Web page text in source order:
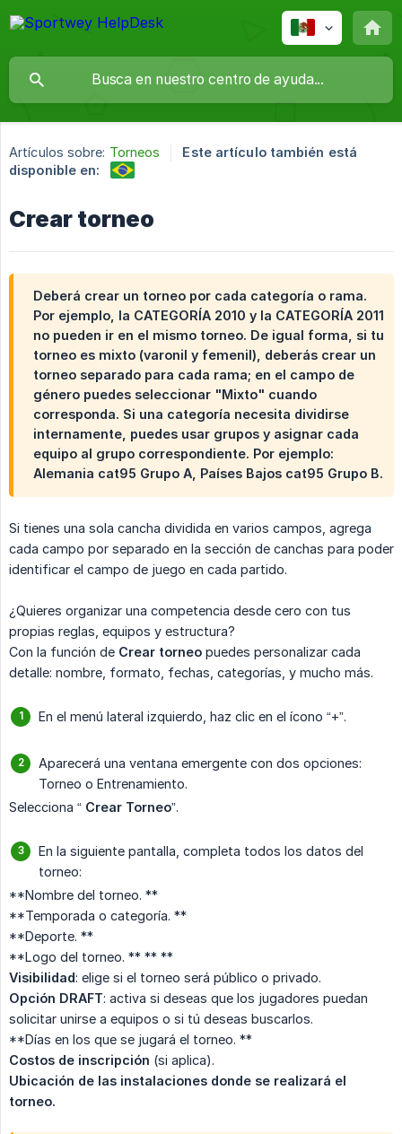
Artículos sobre: Torneos
Este artículo también está
disponible en:
Crear torneo
Deberá crear un torneo por cada categoría o rama.
Por ejemplo, la CATEGORÍA 2010 y la CATEGORÍA 2011
no pueden ir en el mismo torneo. De igual forma, si tu
torneo es mixto (varonil y femenil), deberás crear un
torneo separado para cada rama; en el campo de
género puedes seleccionar "Mixto" cuando
corresponda. Si una categoría necesita dividirse
internamente, puedes usar grupos y asignar cada
equipo al grupo correspondiente. Por ejemplo:
Alemania cat95 Grupo A, Países Bajos cat95 Grupo B.
Si tienes una sola cancha dividida en varios campos, agrega
cada campo por separado en la sección de canchas para poder
identificar el campo de juego en cada partido.
¿Quieres organizar una competencia desde cero con tus
propias reglas, equipos y estructura?
Con la función de Crear torneo puedes personalizar cada
detalle: nombre, formato, fechas, categorías, y mucho más.
En el menú lateral izquierdo, haz clic en el ícono “+”.
Aparecerá una ventana emergente con dos opciones:
Torneo o Entrenamiento.
Selecciona “ Crear Torneo”.
En la siguiente pantalla, completa todos los datos del
torneo:
**Nombre del torneo. **
**Temporada o categoría. **
**Deporte. **
**Logo del torneo. ** ** **
Visibilidad: elige si el torneo será público o privado.
Opción DRAFT: activa si deseas que los jugadores puedan
solicitar unirse a equipos o si tú deseas buscarlos.
**Días en los que se jugará el torneo. **
Costos de inscripción (si aplica).
Ubicación de las instalaciones donde se realizará el
torneo.